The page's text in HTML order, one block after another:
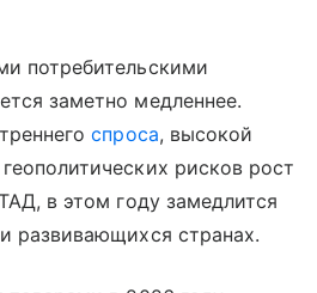
потребительскими
заметно медленнее.
спроса, высокой
рисков рост
в этом году замедлится
развивающихся странах.